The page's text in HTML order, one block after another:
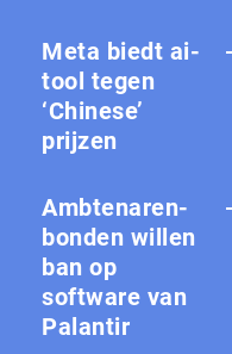
Meta biedt ai-
tool tegen
‘Chinese’
prijzen
Amb­te­na­ren­
bon­den willen
ban op
software van
Palantir